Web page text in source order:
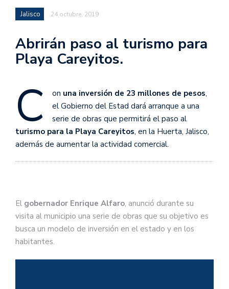
Jalisco 24 octubre, 2019
Abrirán paso al turismo para
Playa Careyitos.
C on una inversión de 23 millones de pesos,
el Gobierno del Estad dará arranque a una
serie de obras que permitirá el paso al
turismo para la Playa Careyitos, en la Huerta, Jalisco,
además de aumentar la actividad comercial.
El gobernador Enrique Alfaro, anunció durante su
visita al municipio una serie de obras que su objetivo es
busca un modelo de inversión en el estado y en los
habitantes.